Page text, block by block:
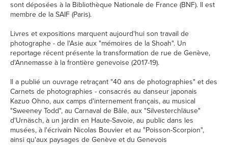
sont déposées à la Bibliothèque Nationale de France (BNF). Il est
membre de la SAIF (Paris).
Livres et expositions marquent aujourd'hui son travail de
photographe - de l'Asie aux "mémoires de la Shoah". Un
reportage récent présente la transformation de rue de Genève,
d'Annemasse à la frontière genevoise (2017-19).
Il a publié un ouvrage retraçant "40 ans de photographies" et des
Carnets de photographies - consacrés au danseur japonais
Kazuo Ohno, aux camps d'internement français, au musical
"Sweeney Todd", au Carnaval de Bâle, aux "Silvesterchläuse"
d'Urnäsch, à un jardin en Haute-Savoie, au public dans les
musées, à l'écrivain Nicolas Bouvier et au "Poisson-Scorpion",
ainsi qu'aux paysages de Genève et du Genevois